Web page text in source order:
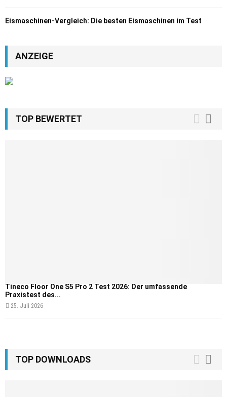
Eismaschinen-Vergleich: Die besten Eismaschinen im Test
ANZEIGE
TOP BEWERTET
Tineco Floor One S5 Pro 2 Test 2026: Der umfassende
Praxistest des...
25. Juli 2026
TOP DOWNLOADS